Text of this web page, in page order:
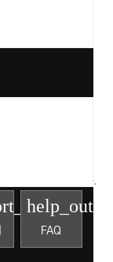
help_outline
FAQ
게시물이 없습니다.